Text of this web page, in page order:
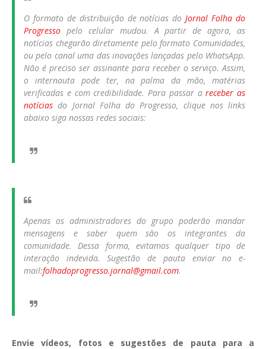
O formato de distribuição de notícias doJornal Folha do
Progresso pelo celular mudou. A partir de agora, as
notícias chegarão diretamente pelo formato Comunidades,
ou pelo canal uma das inovações lançadas pelo WhatsApp.
Não é preciso ser assinante para receber o serviço. Assim,
o internauta pode ter, na palma da mão, matérias
verificadas e com credibilidade. Para passar areceber as
notíciasdo Jornal Folha do Progresso, clique nos links
abaixo siga nossas redes sociais:
Apenas os administradores do grupo poderão mandar
mensagens e saber quem são os integrantes da
comunidade. Dessa forma, evitamos qualquer tipo de
interação indevida. Sugestão de pauta enviar no e-
mail:folhadoprogresso.jornal@gmail.com.
Envie vídeos, fotos e sugestões de pauta para a